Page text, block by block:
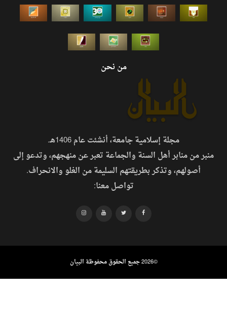
من نحن
مجلة إسلامية جامعة، أنشئت عام 1406هـ.
منبر من منابر أهل السنة والجماعة تعبر عن منهجهم، وتدعو إلى
أصولهم، وتذكر بطريقتهم السليمة من الغلو والانحراف.
تواصل معنا:
2026 جميع الحقوق محفوظة البيان